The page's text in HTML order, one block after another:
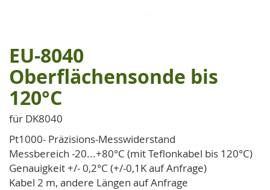
Zum
Anfang
der
Bildgalerie
springen
EU-8040
Oberflächensonde bis
120°C
für DK8040
Pt1000- Präzisions-Messwiderstand
Messbereich -20...+80°C (mit Teflonkabel bis 120°C)
Genauigkeit +/- 0,2°C (+/-0,1K auf Anfrage)
Kabel 2 m, andere Längen auf Anfrage